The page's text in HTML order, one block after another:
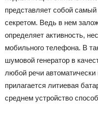
представляет собой
секретом. Ведь в нем
определяет активность,
мобильного телефона. В
шумовой генератор в
любой речи
прилагается литиевая
среднем устройство